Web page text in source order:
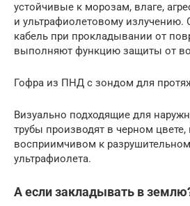
устойчивые к морозам, влаге,
и ультрафиолетовому
кабель при прокладывании от
выполняют функцию защиты от
Гофра из ПНД с зондом для
Визуально подходящие для
трубы производят в черном
восприимчивом к
ультрафиолета.
А если закладывать в